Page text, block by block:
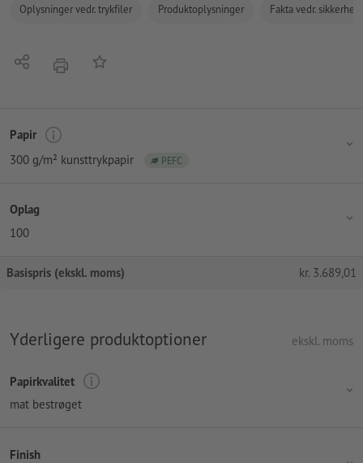
Oplysninger vedr. trykfiler Produktoplysninger Fakta vedr.
Del tryk Tilføj til huskelisten
Papir
300 g/m² kunsttrykpapir
PEFC
Oplag
100
Basispris (ekskl. moms) kr. 3.689,01
Yderligere produktoptioner ekskl. moms
Papirkvalitet
mat bestrøget
Finish